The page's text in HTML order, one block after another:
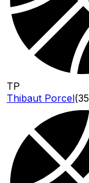
TP
Thibaut Porcel(35